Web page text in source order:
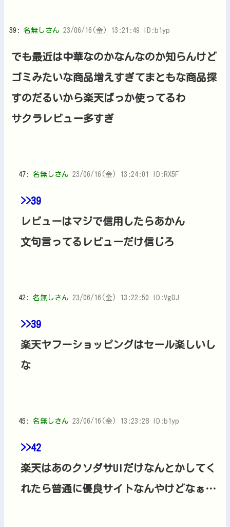
39: 名無しさん 23/06/16(金) 13:21:49 ID:b1yp
でも最近は中華なのかなんなのか知らんけど
ゴミみたいな商品増えすぎてまともな商品探
すのだるいから楽天ばっか使ってるわ
サクラレビュー多すぎ
47: 名無しさん 23/06/16(金) 13:24:01 ID:RX5F
>>39
レビューはマジで信用したらあかん
文句言ってるレビューだけ信じろ
42: 名無しさん 23/06/16(金) 13:22:50 ID:VgDJ
>>39
楽天ヤフーショッピングはセール楽しいし
な
45: 名無しさん 23/06/16(金) 13:23:28 ID:b1yp
>>42
楽天はあのクソダサUIだけなんとかしてく
れたら普通に優良サイトなんやけどなぁ…